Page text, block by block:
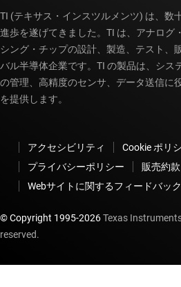
TI (テキサス・インスツルメンツ) は、数
進歩を遂げてきました。TI は、アナログ
シング・チップの設計、製造、テスト、
バル半導体企業です。TI の製品は、シス
の管理、高精度のセンサ、データ送信に
を提供します。
アクセシビリティ
Cookie ポリ
プライバシーポリシー
販売約款
Webサイトに関するフィードバック
© Copyright 1995-2026Texas
reserved.